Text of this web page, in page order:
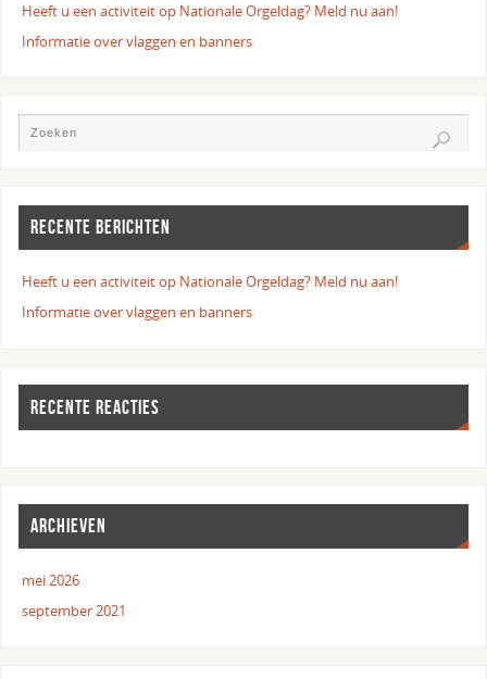
Heeft u een activiteit op Nationale Orgeldag? Meld nu aan!
Informatie over vlaggen en banners
RECENTE BERICHTEN
Heeft u een activiteit op Nationale Orgeldag? Meld nu aan!
Informatie over vlaggen en banners
RECENTE REACTIES
ARCHIEVEN
mei 2026
september 2021